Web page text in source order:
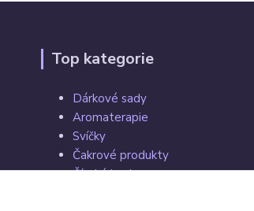
Top kategorie
Dárkové sady
Aromaterapie
Svíčky
Čakrové produkty
Čínské koule